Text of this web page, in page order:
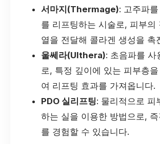
서마지(Thermage): 고주파
를 리프팅하는 시술로, 피부의
열을 전달해 콜라겐 생성을 촉
울쎄라(Ulthera): 초음파를 사
로, 특정 깊이에 있는 피부층
여 리프팅 효과를 가져옵니다.
PDO 실리프팅: 물리적으로 피
하는 실을 이용한 방법으로,
를 경험할 수 있습니다.